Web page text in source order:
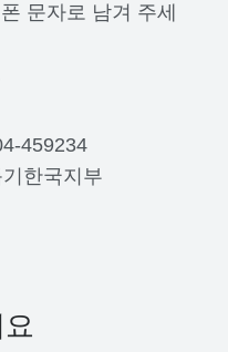
문자로 남겨 주세
459234
한국지부